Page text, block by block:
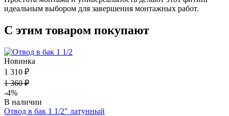
идеальным выбором для завершения монтажных работ.
С этим товаром покупают
Новинка
1 310 ₽
1 360 ₽
-4%
В наличии
Отвод в бак 1 1/2" латунный